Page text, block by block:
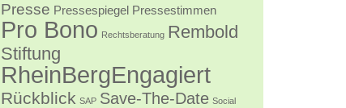
Presse Pressespiegel Pressestimmen
Pro Bono Rechtsberatung Rembold
Stiftung
RheinBergEngagiert
Rückblick SAP Save-The-Date Social